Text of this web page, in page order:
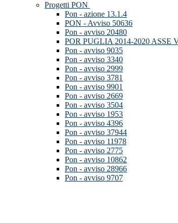
Progetti PON
Pon - azione 13.1.4
PON - Avviso 50636
Pon - avviso 20480
POR PUGLIA 2014-2020 ASSE
Pon - avviso 9035
Pon - avviso 3340
Pon - avviso 2999
Pon - avviso 3781
Pon - avviso 9901
Pon - avviso 2669
Pon - avviso 3504
Pon - avviso 1953
Pon - avviso 4396
Pon - avviso 37944
Pon - avviso 11978
Pon - avviso 2775
Pon - avviso 10862
Pon - avviso 28966
Pon - avviso 9707